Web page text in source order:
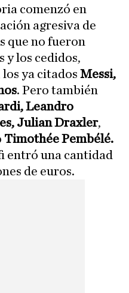
comenzó en
agresiva de
que no fueron
y los cedidos,
ya citados Messi,
. Pero también
Leandro
Julian Draxler,
Timothée Pembélé.
entró una cantidad
de euros.